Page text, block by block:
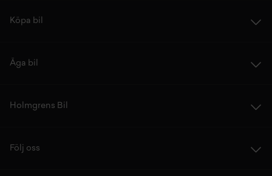
Köpa bil
Äga bil
Holmgrens Bil
Följ oss